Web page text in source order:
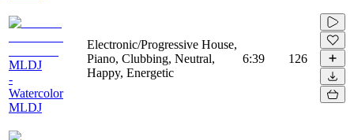
MLDJ
-
Watercolor
MLDJ
Electronic/Progressive House,
Piano, Clubbing, Neutral,
Happy, Energetic
6:39 126